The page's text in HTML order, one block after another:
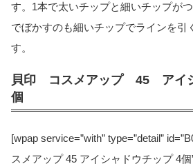
す。1本で太いチップと細いチップが
でぼかすのも細いチップでラインを引
す。
貝印 コスメアップ 45 アイ
個
[wpap service=”with” type=”detail”
スメアップ 45 アイシャドウチップ 4個